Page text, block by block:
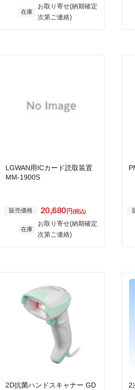
在庫
お取り寄せ(納期確定
次第ご連絡)
LGWAN用ICカード読取装置
MM-1900S
販売価格 20,680円(税込)
在庫
お取り寄せ(納期確定
次第ご連絡)
2D抗菌ハンドスキャナー GD
2